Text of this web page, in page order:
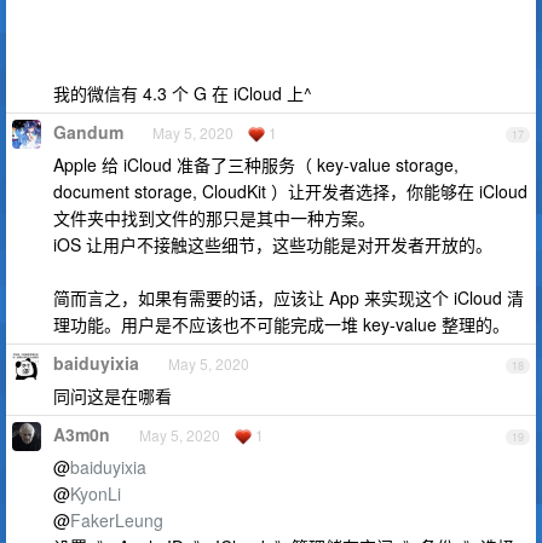
我的微信有 4.3 个 G 在 iCloud 上^
17
Gandum May 5, 2020 1
Apple 给 iCloud 准备了三种服务（ key-value storage,
document storage, CloudKit ）让开发者选择，你能够在 iCloud
文件夹中找到文件的那只是其中一种方案。
iOS 让用户不接触这些细节，这些功能是对开发者开放的。
简而言之，如果有需要的话，应该让 App 来实现这个 iCloud 清
理功能。用户是不应该也不可能完成一堆 key-value 整理的。
18
baiduyixia May 5, 2020
同问这是在哪看
19
A3m0n May 5, 2020 1
@baiduyixia
@KyonLi
@FakerLeung